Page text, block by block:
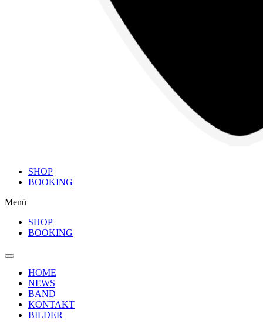
SHOP
BOOKING
Menü
SHOP
BOOKING
HOME
NEWS
BAND
KONTAKT
BILDER